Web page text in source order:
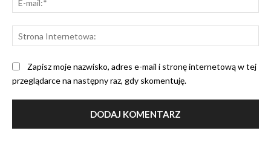
Zapisz moje nazwisko, adres e-mail i stronę internetową w tej
przeglądarce na następny raz, gdy skomentuję.